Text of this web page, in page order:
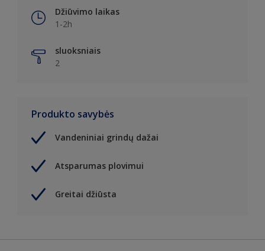
Džiūvimo laikas
1-2h
sluoksniais
2
Produkto savybės
Vandeniniai grindų dažai
Atsparumas plovimui
Greitai džiūsta